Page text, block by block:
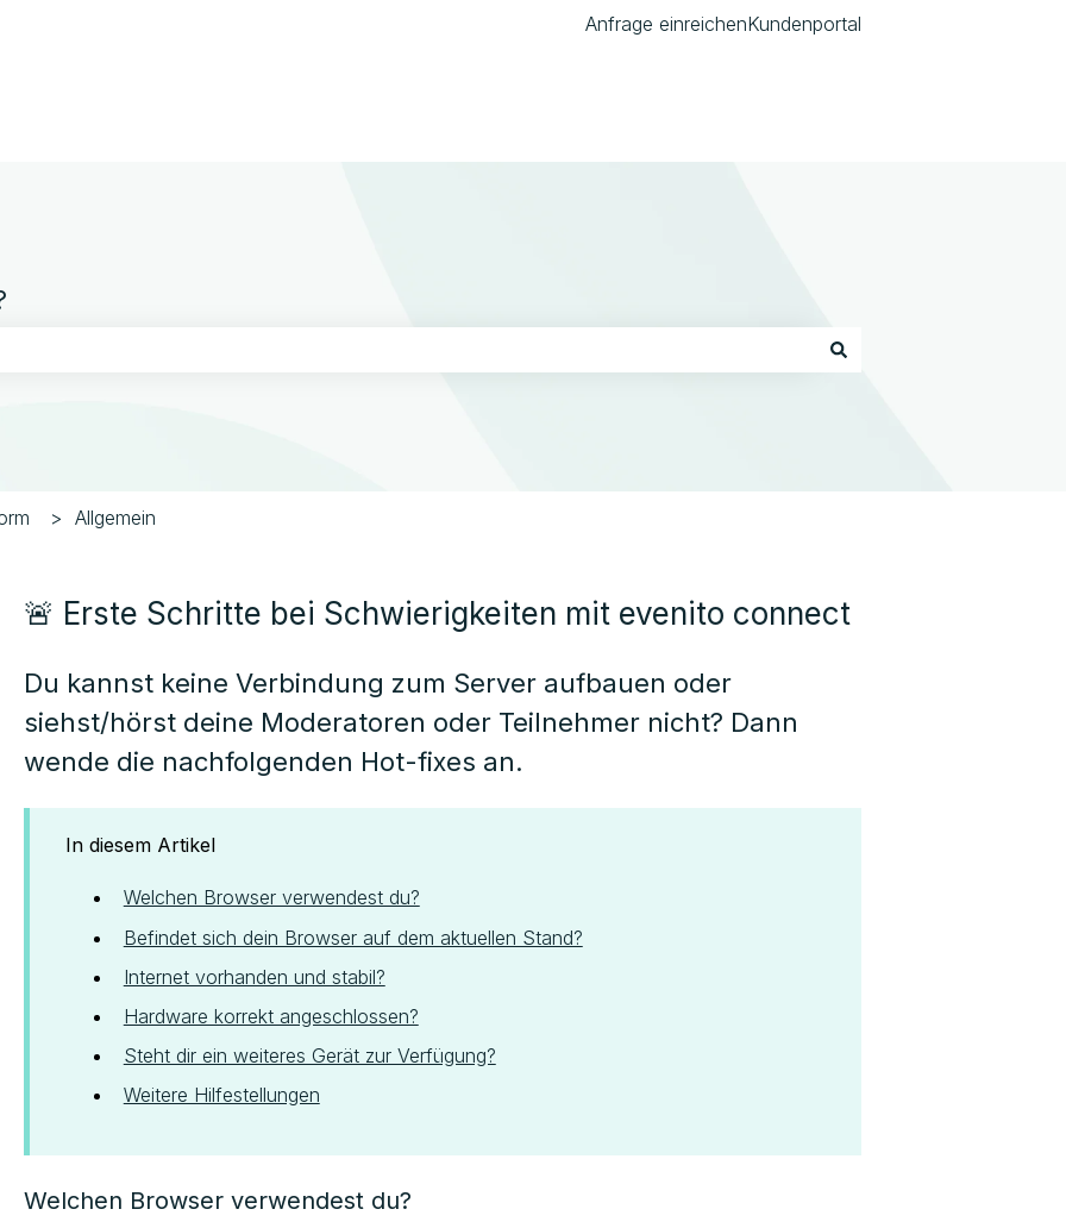
anzeigen Anfrage einreichenKundenportal
Allgemein
🚨 Erste Schritte bei Schwierigkeiten mit evenito connect
Du kannst keine Verbindung zum Server aufbauen oder
siehst/hörst deine Moderatoren oder Teilnehmer nicht? Dann
wende die nachfolgenden Hot-fixes an.
In diesem Artikel
Welchen Browser verwendest du?
Befindet sich dein Browser auf dem aktuellen Stand?
Internet vorhanden und stabil?
Hardware korrekt angeschlossen?
Steht dir ein weiteres Gerät zur Verfügung?
Weitere Hilfestellungen
Welchen Browser verwendest du?